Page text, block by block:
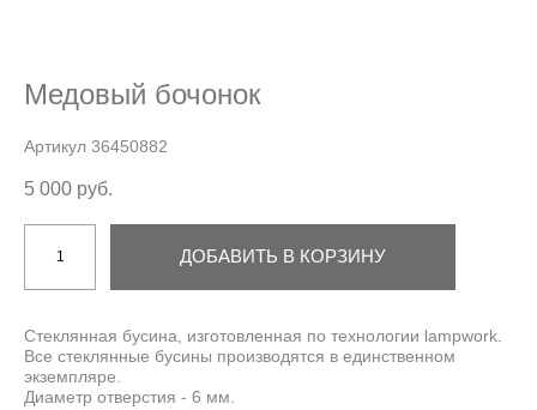
Медовый бочонок
Артикул 36450882
5 000 pуб.
ДОБАВИТЬ В КОРЗИНУ
Стеклянная бусина, изготовленная по технологии lampwork.
Все стеклянные бусины производятся в единственном
экземпляре.
Диаметр отверстия - 6 мм.